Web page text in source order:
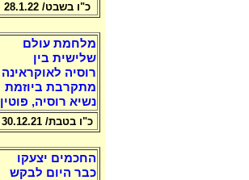
כ"ו בשבט/ 28.1.22
מלחמת עולם
שלישית בין
רוסיה לאוקראינה
מתקרבת ביוזמת
נשיא רוסיה, פוטין
כ"ו בטבת/ 30.12.21
החכמים יצעקו
כבר היום לבקש